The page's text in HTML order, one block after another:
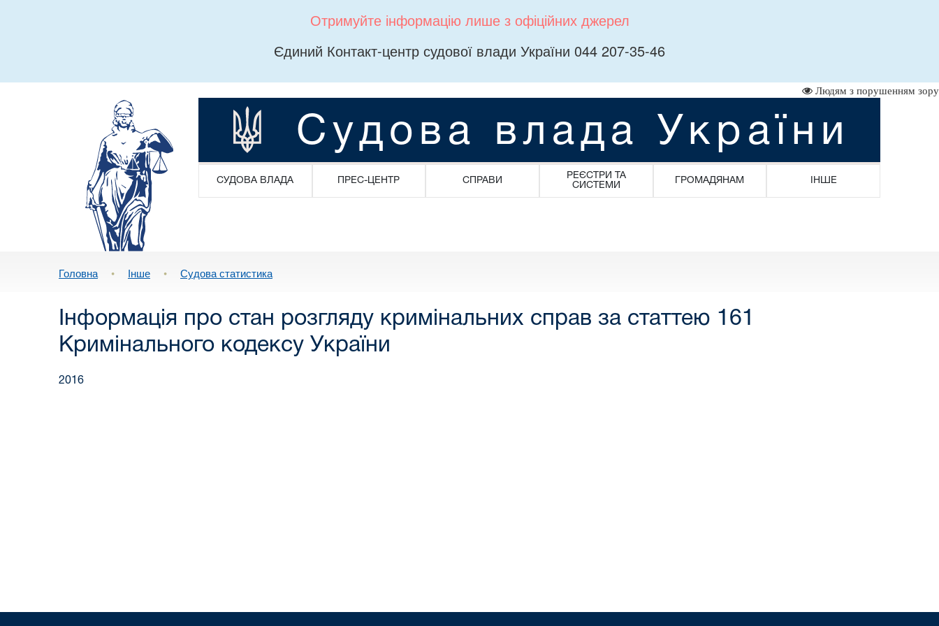
Отримуйте інформацію лише з офіційних джерел
Єдиний Контакт-центр судової влади України 044 207-35-46
Людям з порушенням зору
Судова влада України
СУДОВА ВЛАДА ПРЕС-ЦЕНТР СПРАВИ
РЕЄСТРИ ТА
СИСТЕМИ
ГРОМАДЯНАМ ІНШЕ
Головна • Інше • Судова статистика
Інформація про стан розгляду кримінальних справ за статтею 161
Кримінального кодексу України
2016